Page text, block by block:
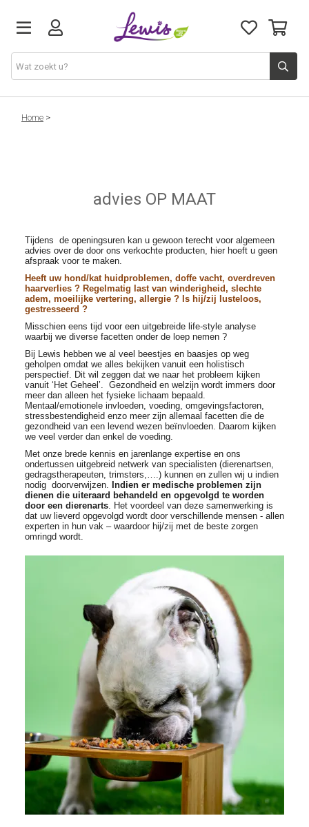
Honden
Cadeaubon
Natuurvoeding
Merken
Over Ons
Blog
Home >
advies OP MAAT
Tijdens de openingsuren kan u gewoon terecht voor algemeen
advies over de door ons verkochte producten, hier hoeft u geen
afspraak voor te maken.
Heeft uw hond/kat huidproblemen, doffe vacht, overdreven
haarverlies ? Regelmatig last van winderigheid, slechte
adem, moeilijke vertering, allergie ? Is hij/zij lusteloos,
gestresseerd ?
Misschien eens tijd voor een uitgebreide life-style analyse
waarbij we diverse facetten onder de loep nemen ?
Bij Lewis hebben we al veel beestjes en baasjes op weg
geholpen omdat we alles bekijken vanuit een holistisch
perspectief. Dit wil zeggen dat we naar het probleem kijken
vanuit ‘Het Geheel’. Gezondheid en welzijn wordt immers door
meer dan alleen het fysieke lichaam bepaald.
Mentaal/emotionele invloeden, voeding, omgevingsfactoren,
stressbestendigheid enzo meer zijn allemaal facetten die de
gezondheid van een levend wezen beïnvloeden. Daarom kijken
we veel verder dan enkel de voeding.
Met onze brede kennis en jarenlange expertise en ons
ondertussen uitgebreid netwerk van specialisten (dierenartsen,
gedragstherapeuten, trimsters,….) kunnen en zullen wij u indien
nodig doorverwijzen. Indien er medische problemen zijn
dienen die uiteraard behandeld en opgevolgd te worden
door een dierenarts. Het voordeel van deze samenwerking is
dat uw lieverd opgevolgd wordt door verschillende mensen - allen
experten in hun vak – waardoor hij/zij met de beste zorgen
omringd wordt.